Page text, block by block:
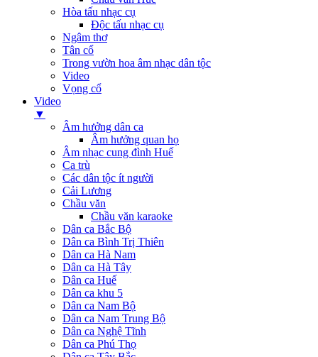
Hòa tấu nhạc cụ
Độc tấu nhạc cụ
Ngâm thơ
Tân cổ
Trong vườn hoa âm nhạc dân tộc
Video
Vọng cổ
Video
▼
Âm hưởng dân ca
Âm hưởng quan họ
Âm nhạc cung đình Huế
Ca trù
Các dân tộc ít người
Cải Lương
Chầu văn
Chầu văn karaoke
Dân ca Bắc Bộ
Dân ca Bình Trị Thiên
Dân ca Hà Nam
Dân ca Hà Tây
Dân ca Huế
Dân ca khu 5
Dân ca Nam Bộ
Dân ca Nam Trung Bộ
Dân ca Nghệ Tĩnh
Dân ca Phú Thọ